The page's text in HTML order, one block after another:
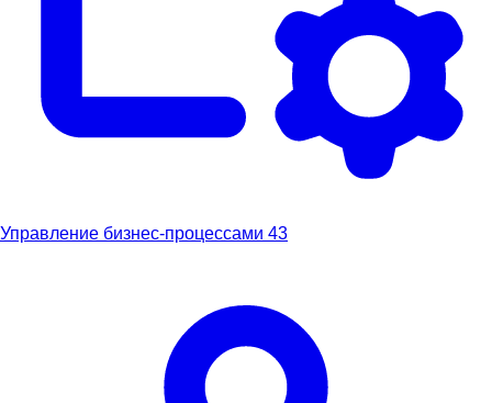
Управление бизнес-процессами 43